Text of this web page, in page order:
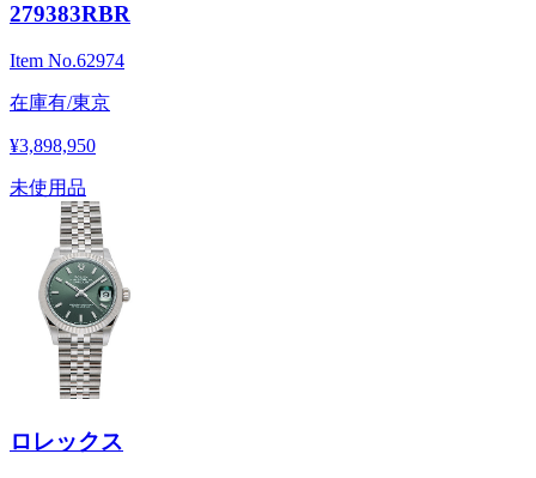
279383RBR
Item No.62974
在庫有/東京
¥3,898,950
未使用品
ロレックス